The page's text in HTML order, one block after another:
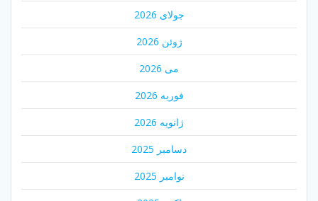
جولای 2026
ژوئن 2026
می 2026
فوریه 2026
ژانویه 2026
دسامبر 2025
نوامبر 2025